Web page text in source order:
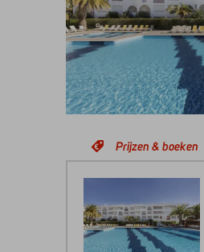
Prijzen & boeken